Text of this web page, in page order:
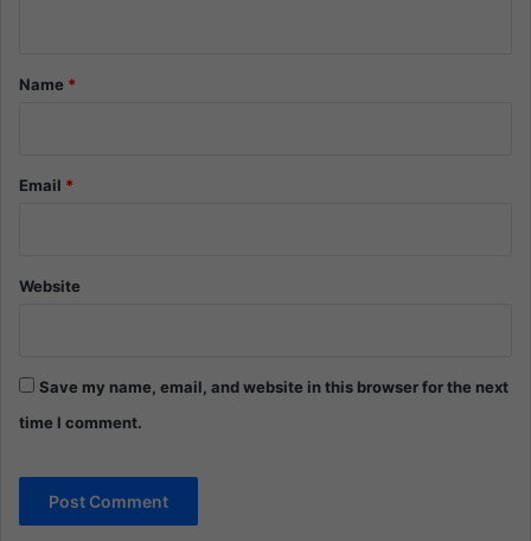
*Name *
Email *
Website
Save my name, email, and website in this browser for the next
time I comment.